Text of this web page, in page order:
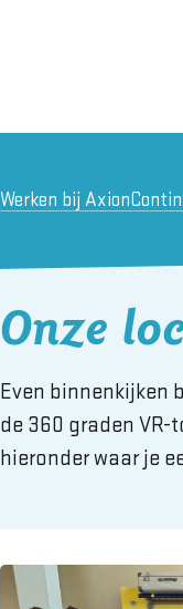
Werken bij
Onze
Even binnenkijken
de 360 graden VR-
hieronder waar je